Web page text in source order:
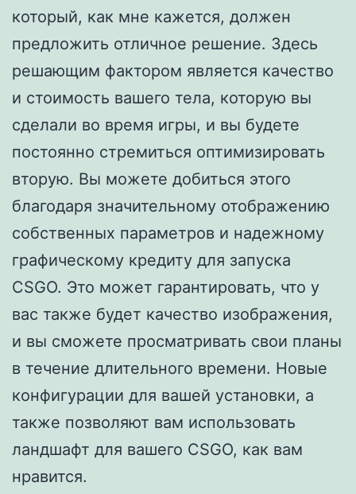
который, как мне кажется, должен
предложить отличное решение. Здесь
решающим фактором является качество
и стоимость вашего тела, которую вы
сделали во время игры, и вы будете
постоянно стремиться оптимизировать
вторую. Вы можете добиться этого
благодаря значительному отображению
собственных параметров и надежному
графическому кредиту для запуска
CSGO. Это может гарантировать, что у
вас также будет качество изображения,
и вы сможете просматривать свои планы
в течение длительного времени. Новые
конфигурации для вашей установки, а
также позволяют вам использовать
ландшафт для вашего CSGO, как вам
нравится.